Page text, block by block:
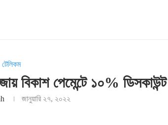
টেলিকম
বিকাশ পেমেন্টে ১০% ডিসকাউন্ট
জানুয়ারি ২৭, ২০২২